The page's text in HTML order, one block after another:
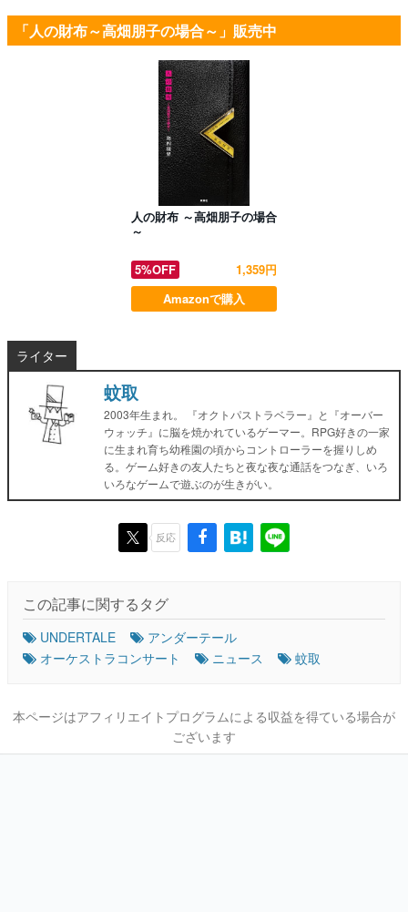
「人の財布～高畑朋子の場合～」販売中
人の財布 ～高畑朋子の場合
～
5%OFF
1,359円
Amazonで購入
ライター
蚊取
2003年生まれ。 『オクトパストラベラー』と『オーバー
ウォッチ』に脳を焼かれているゲーマー。RPG好きの一家
に生まれ育ち幼稚園の頃からコントローラーを握りしめ
る。ゲーム好きの友人たちと夜な夜な通話をつなぎ、いろ
いろなゲームで遊ぶのが生きがい。
反応
この記事に関するタグ
UNDERTALE
アンダーテール
オーケストラコンサート
ニュース 蚊取
本ページはアフィリエイトプログラムによる収益を得ている場合が
ございます